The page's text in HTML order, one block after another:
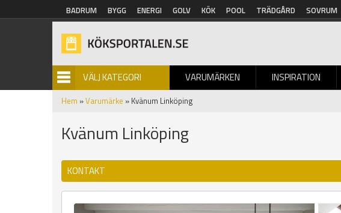
Hoppa till huvudinnehåll
BADRUM BYGG ENERGI GOLV KÖK POOL TRÄDGÅRD SOVRUM
VÄLJ KATEGORI VARUMÄRKEN INSPIRATION
BILDGALLERI
Hem »Varumärke » Kvänum Linköping
Kvänum Linköping
KONTAKT